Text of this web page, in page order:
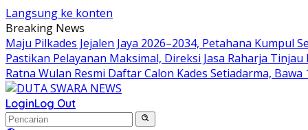
Langsung ke konten
Breaking News
Maju Pilkades Jejalen Jaya 2026–2034, Petahana Kumpul
Pastikan Pelayanan Maksimal, Direksi Jasa Raharja
Ratna Wulan Resmi Daftar Calon Kades Setiadarma,
LoginLog Out